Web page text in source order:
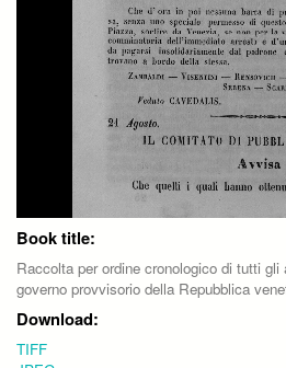
Book title:
Raccolta per ordine cronologico di tutti
governo provvisorio della Repubblica
Download:
TIFF